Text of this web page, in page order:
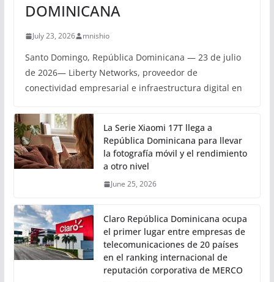
DOMINICANA
July 23, 2026 mnishio
Santo Domingo, República Dominicana — 23 de julio
de 2026— Liberty Networks, proveedor de
conectividad empresarial e infraestructura digital en
La Serie Xiaomi 17T llega a
República Dominicana para llevar
la fotografía móvil y el rendimiento
a otro nivel
June 25, 2026
Claro República Dominicana ocupa
el primer lugar entre empresas de
telecomunicaciones de 20 países
en el ranking internacional de
reputación corporativa de MERCO